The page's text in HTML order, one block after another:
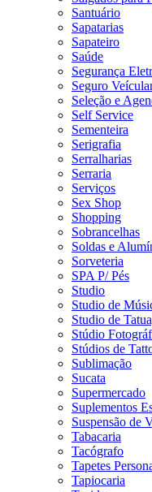
Santuário
Sapatarias
Sapateiro
Saúde
Segurança
Seguro
Seleção e
Self Service
Sementeira
Serigrafia
Serralharias
Serraria
Serviços
Sex Shop
Shopping
Sobrancelhas
Soldas e
Sorveteria
SPA P/ Pés
Studio
Studio de
Studio de
Stúdio
Stúdios de
Sublimação
Sucata
Supermercado
Suplementos
Suspensão de
Tabacaria
Tacógrafo
Tapetes
Tapiocaria